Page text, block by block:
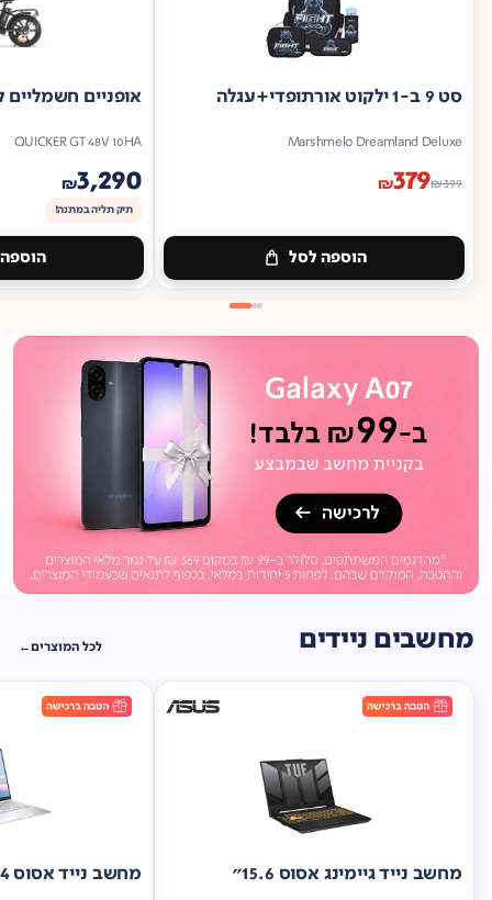
סט 9 ב-1 ילקוט אורתופדי+עגלה
Marshmelo Dreamland Deluxe
₪399
₪379
הוספה לסל
אופניים חשמליים
QUICKER GT 48V 10HA
₪3,290
תיק תליה במתנה!
מחשבים ניידים לכל המוצרים
מחשב נייד גיימינג אסוס 15.6" מחשב נייד אסוס 14"